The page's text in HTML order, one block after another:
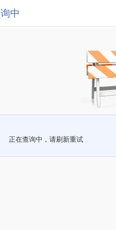
中
正在查询中，请刷新重试